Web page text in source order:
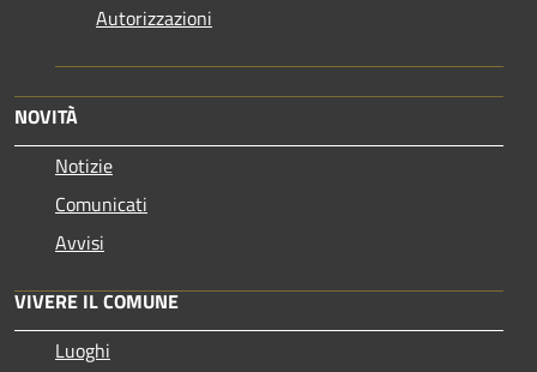
Autorizzazioni
NOVITÀ
Notizie
Comunicati
Avvisi
VIVERE IL COMUNE
Luoghi